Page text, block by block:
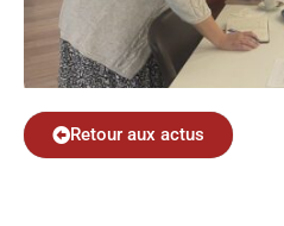
Retour aux actus